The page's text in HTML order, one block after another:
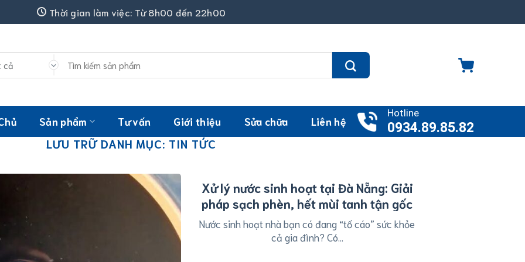
Thời gian làm việc: Từ 8h00 đến 22h00
kiếm:
Sản phẩm Tư vấn Giới thiệu Sửa chữa Liên hệ
Hotline
0934.89.85.82
LƯU TRỮ DANH MỤC: TIN TỨC
Xử lý nước sinh hoạt tại Đà Nẵng: Giải
pháp sạch phèn, hết mùi tanh tận gốc
Nước sinh hoạt nhà bạn có đang “tố cáo” sức khỏe
cả gia đình? ​Có...